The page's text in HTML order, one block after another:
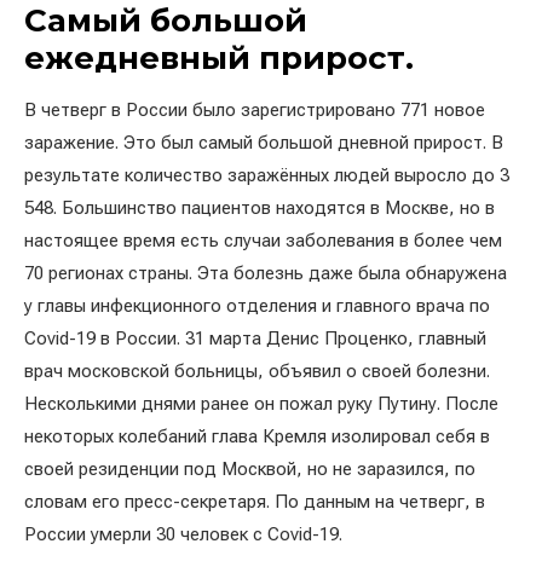
Самый большой
ежедневный прирост.
В четверг в России было зарегистрировано 771 новое
заражение. Это был самый большой дневной прирост. В
результате количество заражённых людей выросло до 3
548. Большинство пациентов находятся в Москве, но в
настоящее время есть случаи заболевания в более чем
70 регионах страны. Эта болезнь даже была обнаружена
у главы инфекционного отделения и главного врача по
Covid-19 в России. 31 марта Денис Проценко, главный
врач московской больницы, объявил о своей болезни.
Несколькими днями ранее он пожал руку Путину. После
некоторых колебаний глава Кремля изолировал себя в
своей резиденции под Москвой, но не заразился, по
словам его пресс-секретаря. По данным на четверг, в
России умерли 30 человек с Covid-19.